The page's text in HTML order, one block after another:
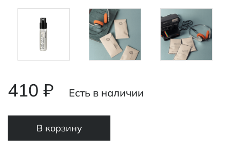
410 ₽ Есть в наличии
В корзину